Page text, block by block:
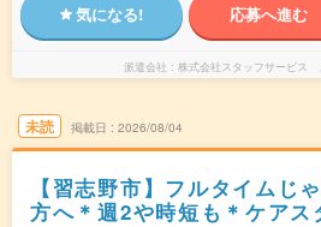
気になる! 応募へ進む
派遣会社 株式会社スタッフサービス
未読 掲載日 2026/08/04
【習志野市】フルタイムじ
方へ＊週2や時短も＊ケアス